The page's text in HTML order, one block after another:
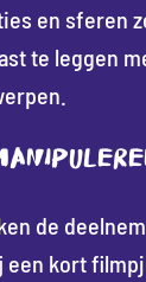
en sferen
te leggen
de
een kort